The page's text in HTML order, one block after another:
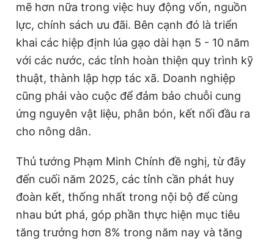
mẽ hơn nữa trong việc huy động vốn, nguồn
lực, chính sách ưu đãi. Bên cạnh đó là triển
khai các hiệp định lúa gạo dài hạn 5 - 10 năm
với các nước, các tỉnh hoàn thiện quy trình kỹ
thuật, thành lập hợp tác xã. Doanh nghiệp
cũng phải vào cuộc để đảm bảo chuỗi cung
ứng nguyên vật liệu, phân bón, kết nối đầu ra
cho nông dân.
Thủ tướng Phạm Minh Chính đề nghị, từ đây
đến cuối năm 2025, các tỉnh cần phát huy
đoàn kết, thống nhất trong nội bộ để cùng
nhau bứt phá, góp phần thực hiện mục tiêu
tăng trưởng hơn 8% trong năm nay và tăng